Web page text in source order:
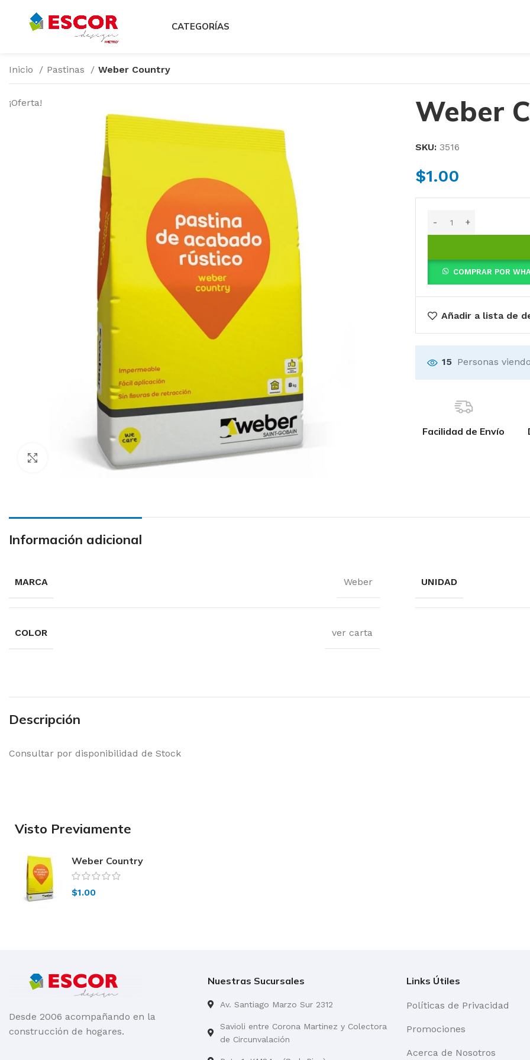
CATEGORÍAS
Inicio Pastinas Weber Country
¡Oferta!
Haga Click para agrandar
Weber
SKU: 3516
$1.00
COMPRAR POR
Añadir a lista de
15 Personas
Facilidad de Envío
Información adicional
MARCA Weber UNIDAD
COLOR ver carta
Descripción
Consultar por disponibilidad de Stock
Visto Previamente
Weber Country
$1.00
Desde 2006 acompañando en la
construcción de hogares.
Nuestras Sucursales
Av. Santiago Marzo Sur 2312
Savioli entre Corona Martinez y Colectora
de Circunvalación
Links Útiles
Políticas de Privacidad
Promociones
Acerca de Nosotros